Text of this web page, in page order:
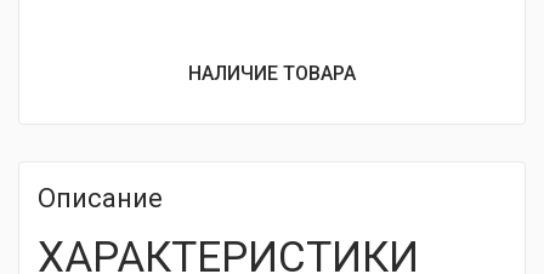
НАЛИЧИЕ ТОВАРА
Описание
ХАРАКТЕРИСТИКИ